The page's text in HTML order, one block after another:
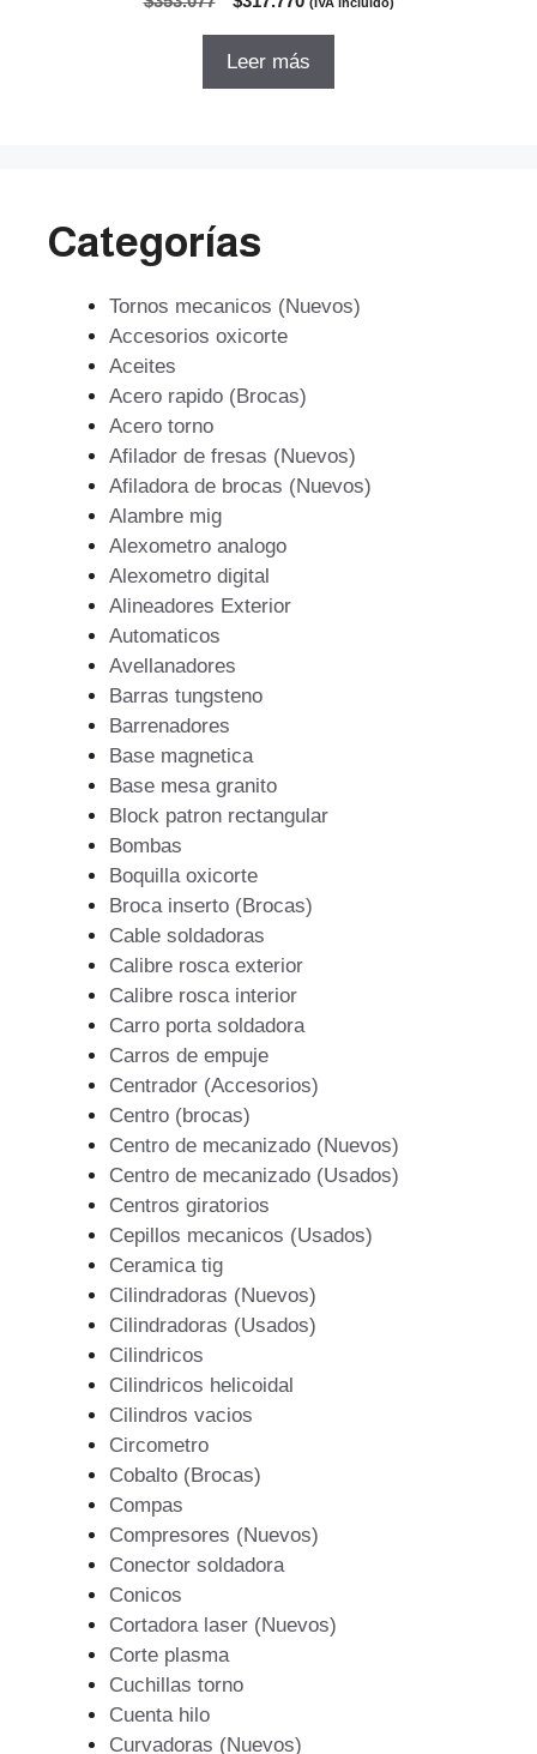
original
Leer más
Categorías
Tornos mecanicos (Nuevos)
Accesorios oxicorte
Aceites
Acero rapido (Brocas)
Acero torno
Afilador de fresas (Nuevos)
Afiladora de brocas (Nuevos)
Alambre mig
Alexometro analogo
Alexometro digital
Alineadores Exterior
Automaticos
Avellanadores
Barras tungsteno
Barrenadores
Base magnetica
Base mesa granito
Block patron rectangular
Bombas
Boquilla oxicorte
Broca inserto (Brocas)
Cable soldadoras
Calibre rosca exterior
Calibre rosca interior
Carro porta soldadora
Carros de empuje
Centrador (Accesorios)
Centro (brocas)
Centro de mecanizado (Nuevos)
Centro de mecanizado (Usados)
Centros giratorios
Cepillos mecanicos (Usados)
Ceramica tig
Cilindradoras (Nuevos)
Cilindradoras (Usados)
Cilindricos
Cilindricos helicoidal
Cilindros vacios
Circometro
Cobalto (Brocas)
Compas
Compresores (Nuevos)
Conector soldadora
Conicos
Cortadora laser (Nuevos)
Corte plasma
Cuchillas torno
Cuenta hilo
Curvadoras (Nuevos)